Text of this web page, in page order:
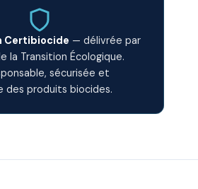
Certibiocide — délivrée par
la Transition Écologique.
sécurisée et
des produits biocides.